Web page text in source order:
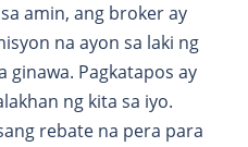
amin, ang broker ay
na ayon sa laki ng
ginawa. Pagkatapos ay
ng kita sa iyo.
rebate na pera para